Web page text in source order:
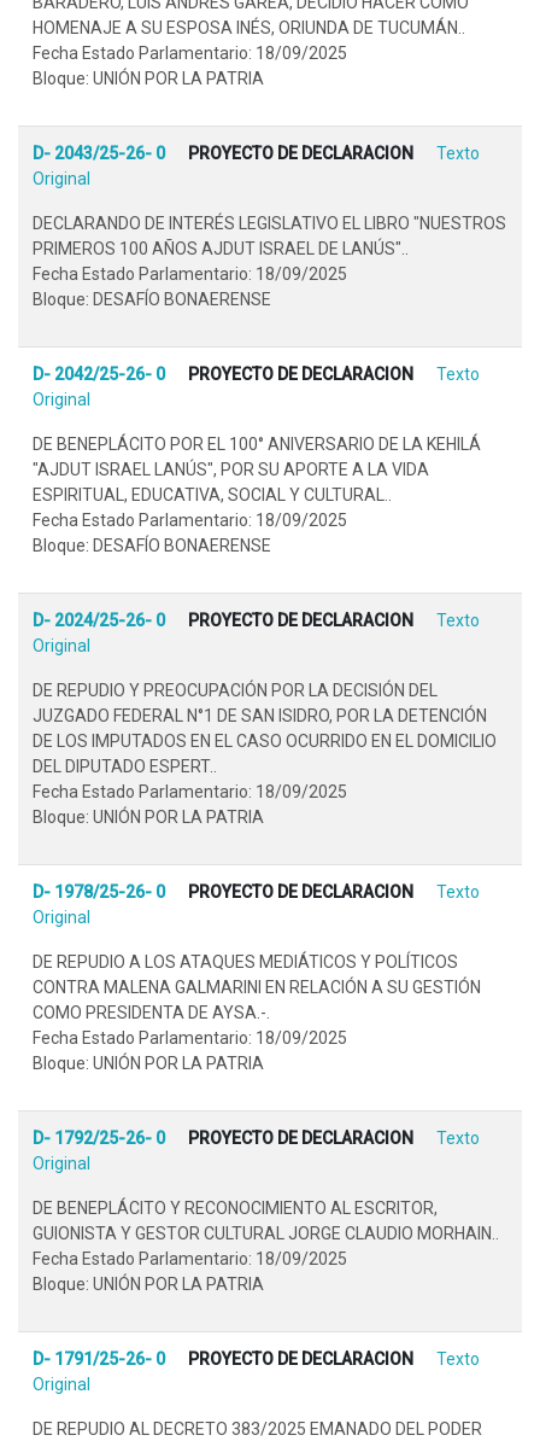
HOMENAJE A SU ESPOSA INÉS, ORIUNDA DE TUCUMÁN..
Fecha Estado Parlamentario: 18/09/2025
Bloque: UNIÓN POR LA PATRIA
D- 2043/25-26- 0 PROYECTO DE DECLARACION
Texto
Original
DECLARANDO DE INTERÉS LEGISLATIVO EL LIBRO "NUESTROS
PRIMEROS 100 AÑOS AJDUT ISRAEL DE LANÚS"..
Fecha Estado Parlamentario: 18/09/2025
Bloque: DESAFÍO BONAERENSE
D- 2042/25-26- 0 PROYECTO DE DECLARACION
Texto
Original
DE BENEPLÁCITO POR EL 100° ANIVERSARIO DE LA KEHILÁ
"AJDUT ISRAEL LANÚS", POR SU APORTE A LA VIDA
ESPIRITUAL, EDUCATIVA, SOCIAL Y CULTURAL..
Fecha Estado Parlamentario: 18/09/2025
Bloque: DESAFÍO BONAERENSE
D- 2024/25-26- 0 PROYECTO DE DECLARACION
Texto
Original
DE REPUDIO Y PREOCUPACIÓN POR LA DECISIÓN DEL
JUZGADO FEDERAL N°1 DE SAN ISIDRO, POR LA DETENCIÓN
DE LOS IMPUTADOS EN EL CASO OCURRIDO EN EL DOMICILIO
DEL DIPUTADO ESPERT..
Fecha Estado Parlamentario: 18/09/2025
Bloque: UNIÓN POR LA PATRIA
D- 1978/25-26- 0 PROYECTO DE DECLARACION
Texto
Original
DE REPUDIO A LOS ATAQUES MEDIÁTICOS Y POLÍTICOS
CONTRA MALENA GALMARINI EN RELACIÓN A SU GESTIÓN
COMO PRESIDENTA DE AYSA.-.
Fecha Estado Parlamentario: 18/09/2025
Bloque: UNIÓN POR LA PATRIA
D- 1792/25-26- 0 PROYECTO DE DECLARACION
Texto
Original
DE BENEPLÁCITO Y RECONOCIMIENTO AL ESCRITOR,
GUIONISTA Y GESTOR CULTURAL JORGE CLAUDIO MORHAIN..
Fecha Estado Parlamentario: 18/09/2025
Bloque: UNIÓN POR LA PATRIA
D- 1791/25-26- 0 PROYECTO DE DECLARACION
Texto
Original
DE REPUDIO AL DECRETO 383/2025 EMANADO DEL PODER